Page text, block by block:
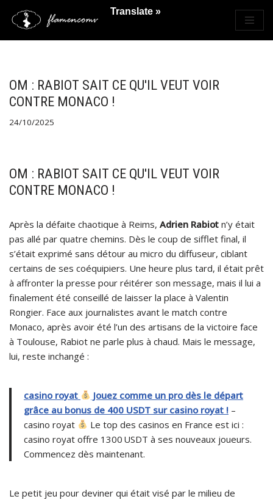
Saltar
OM : RABIOT SAIT CE QU'IL VEUT VOIR
CONTRE MONACO !
24/10/2025
OM : RABIOT SAIT CE QU'IL VEUT VOIR
CONTRE MONACO !
Après la défaite chaotique à Reims, Adrien Rabiot n’y était
pas allé par quatre chemins. Dès le coup de sifflet final, il
s’était exprimé sans détour au micro du diffuseur, ciblant
certains de ses coéquipiers. Une heure plus tard, il était prêt
à affronter la presse pour réitérer son message, mais il lui a
finalement été conseillé de laisser la place à Valentin
Rongier. Face aux journalistes avant le match contre
Monaco, après avoir été l’un des artisans de la victoire face
à Toulouse, Rabiot ne parle plus à chaud. Mais le message,
lui, reste inchangé :
casino royat
Jouez comme un pro dès le départ
grâce au bonus de 400 USDT sur casino royat ! –
casino royat
Le top des casinos en France est ici :
casino royat offre 1300 USDT à ses nouveaux joueurs.
Commencez dès maintenant.
Le petit jeu pour deviner qui était visé par le milieu de
Translate »